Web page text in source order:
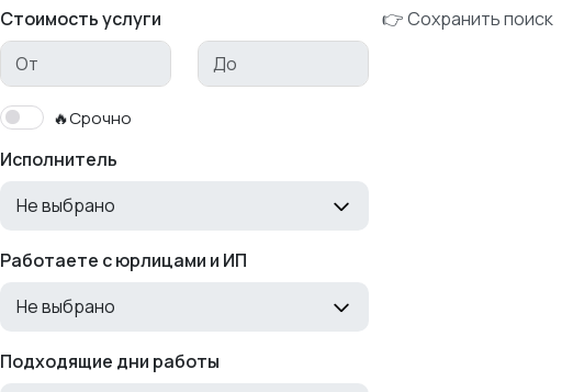
Стоимость услуги
🔥Срочно
Исполнитель
Не выбрано
Работаете с юрлицами и ИП
Не выбрано
Подходящие дни работы
👉 Сохранить поиск